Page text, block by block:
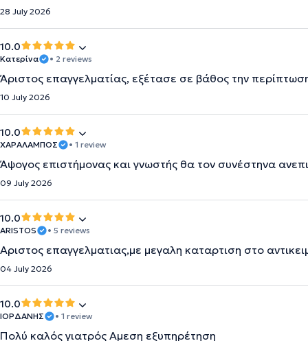
28 July 2026
10.0
Κατερίνα • 2 reviews
Άριστος επαγγελματίας, εξέτασε σε βάθος την
10 July 2026
10.0
ΧΑΡΑΛΑΜΠΟΣ • 1 review
Άψογος επιστήμονας και γνωστής θα τον συνέστηνα
09 July 2026
10.0
ARISTOS • 5 reviews
Αριστος επαγγελματιας,με μεγαλη καταρτιση στο
04 July 2026
10.0
ΙΟΡΔΑΝΗΣ • 1 review
Πολύ καλός γιατρός Αμεση εξυπηρέτηση